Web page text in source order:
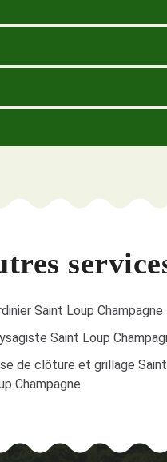
Saint Loup Champagne
Saint Loup
de clôture et grillage Saint
Champagne